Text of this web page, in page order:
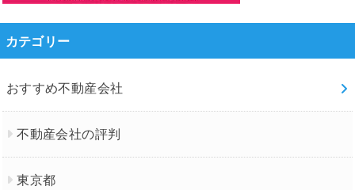
カテゴリー
おすすめ不動産会社
不動産会社の評判
東京都